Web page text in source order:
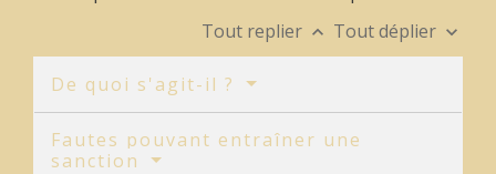
Tout replier keyboard_arrow_up Tout déplier keyboard_arrow_down
De quoi s'agit-il ?
Fautes pouvant entraîner une
sanction